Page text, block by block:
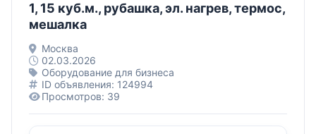
1, 15 куб.м., рубашка, эл. нагрев, термос,
мешалка
Москва
02.03.2026
Оборудование для бизнеса
ID объявления: 124994
Просмотров: 39